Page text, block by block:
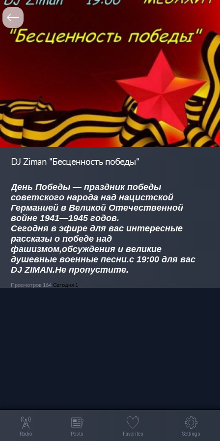
DJ Ziman "Бесценность победы"
День Победы — праздник победы
советского народа над нацистской
Германией в Великой Отечественной
войне 1941—1945 годов.
Сегодня в эфире для вас интересные
рассказы о победе над
фашизмом,обсуждения и великие
душевные военные песни.с 19:00 для вас
DJ ZIMAN.Не пропустите.
Просмотров 164 Сегодня 1
Radio Posts Favorites Settings